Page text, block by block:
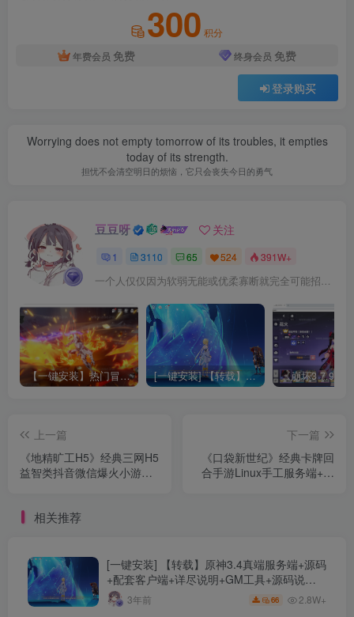
300 积分
年费会员 免费 终身会员 免费
登录购买
Worrying does not empty tomorrow of its troubles, it empties
today of its strength.
担忧不会清空明日的烦恼，它只会丧失今日的勇气
豆豆呀 关注
1 3110 65 524 391W+
一个人仅仅因为软弱无能或优柔寡断就完全可能招致痛苦
【一键安装】热门冒险策略类游戏崩坏：星穹铁道全新2.3版本一键端+一键代理+一键启动+免虚拟机 [一键安装] 【转载】原神3.4真端服务端+源码+配套客户端+详尽说明+GM工具+源码说明文件
上一篇
《地精旷工H5》经典三网H5
益智类抖音微信爆火小游戏
下一篇
《口袋新世纪》经典卡牌回
合手游Linux手工服务端+管
相关推荐
[一键安装] 【转载】原神3.4真端服务端+源码
+配套客户端+详尽说明+GM工具+源码说明
文件3年前 66 2.8W+